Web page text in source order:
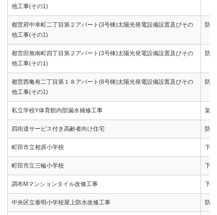
他工事(その1)
都営府中幸町二丁目第２アパート(3号棟)太陽光発電設備設置及びその
他工事(その1)
防
都営田無南町四丁目第２アパート(3号棟)太陽光発電設備設置及びその
他工事(その1)
防
都営西亀有二丁目第１８アパート(8号棟)太陽光発電設備設置及びその
他工事(その1)
防
私立学校Y体育館内部漏水補修工事 架設
四街道サービス付き高齢者向け住宅 防
町田市立相原小学校 下
町田市立三輪小学校 下
調布Mマンションタイル改修工事 下
中央区立泰明小学校屋上防水改修工事 防